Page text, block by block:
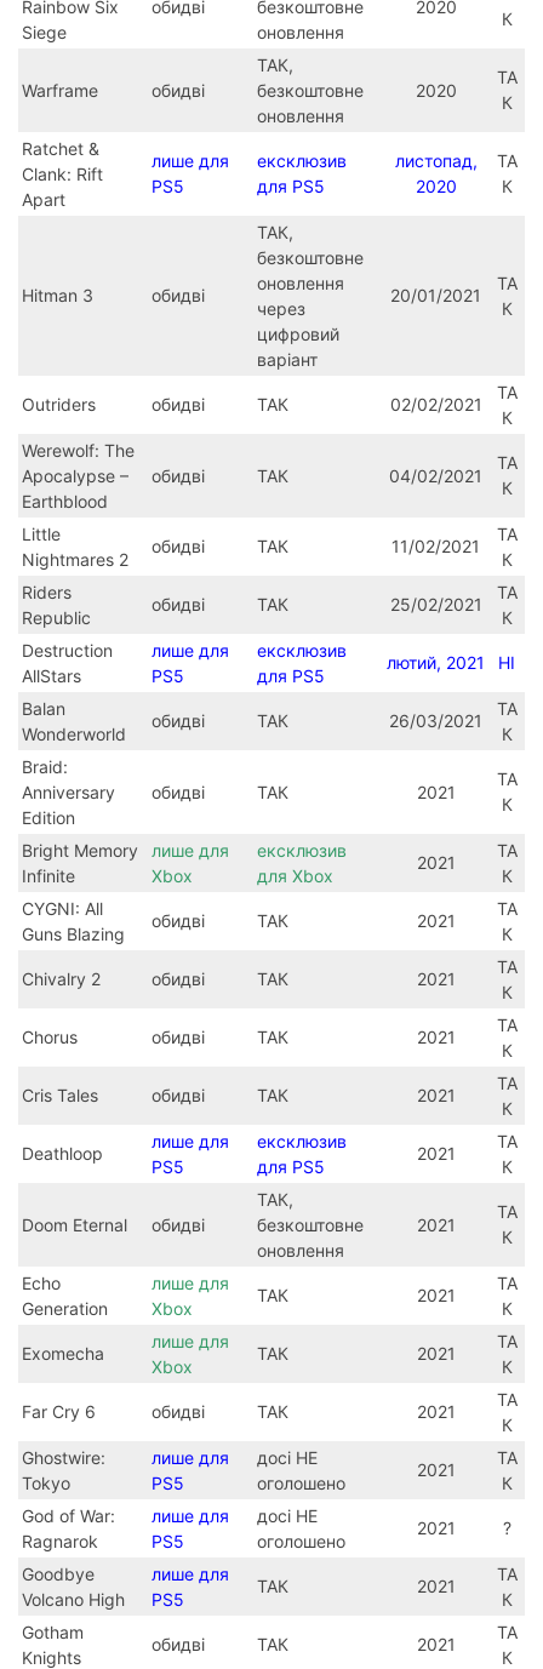
Rainbow Six
Siege
обидві
безкоштовне
оновлення
2020
К
Warframe обидві
ТАК,
безкоштовне
оновлення
2020
ТА
К
Ratchet &
Clank: Rift
Apart
лише для
PS5
ексклюзив
для PS5
листопад,
2020
ТА
К
Hitman 3 обидві
ТАК,
безкоштовне
оновлення
через
цифровий
варіант
20/01/2021
ТА
К
Outriders обидві ТАК 02/02/2021
ТА
К
Werewolf: The
Apocalypse –
Earthblood
обидві ТАК 04/02/2021
ТА
К
Little
Nightmares 2
обидві ТАК 11/02/2021
ТА
К
Riders
Republic
обидві ТАК 25/02/2021
ТА
К
Destruction
AllStars
лише для
PS5
ексклюзив
для PS5
лютий, 2021 НІ
Balan
Wonderworld
обидві ТАК 26/03/2021
ТА
К
Braid:
Anniversary
Edition
обидві ТАК 2021
ТА
К
Bright Memory
Infinite
лише для
Xbox
ексклюзив
для Xbox
2021
ТА
К
CYGNI: All
Guns Blazing
обидві ТАК 2021
ТА
К
Chivalry 2 обидві ТАК 2021
ТА
К
Chorus обидві ТАК 2021
ТА
К
Cris Tales обидві ТАК 2021
ТА
К
Deathloop
лише для
PS5
ексклюзив
для PS5
2021
ТА
К
Doom Eternal обидві
ТАК,
безкоштовне
оновлення
2021
ТА
К
Echo
Generation
лише для
Xbox
ТАК 2021
ТА
К
Exomecha
лише для
Xbox
ТАК 2021
ТА
К
Far Cry 6 обидві ТАК 2021
ТА
К
Ghostwire:
Tokyo
лише для
PS5
досі НЕ
оголошено
2021
ТА
К
God of War:
Ragnarok
лише для
PS5
досі НЕ
оголошено
2021 ?
Goodbye
Volcano High
лише для
PS5
ТАК 2021
ТА
К
Gotham
Knights
обидві ТАК 2021
ТА
К